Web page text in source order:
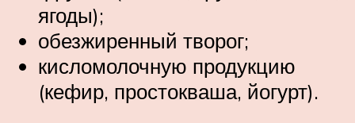
ягоды);
обезжиренный творог;
кисломолочную продукцию
(кефир, простокваша, йогурт).